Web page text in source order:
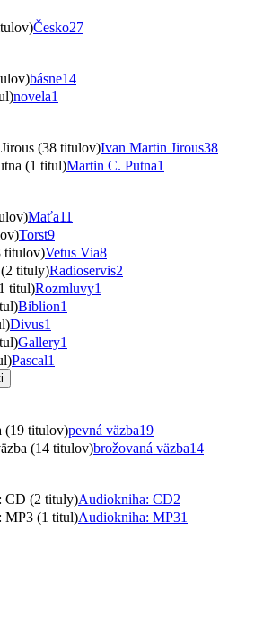
Česko27
básne14
novela1
(38 titulov)Ivan Martin Jirous38
(1 titul)Martin C. Putna1
Maťa11
Torst9
titulov)Vetus Via8
tituly)Radioservis2
titul)Rozmluvy1
Biblion1
Divus1
Gallery1
Pascal1
(19 titulov)pevná väzba19
(14 titulov)brožovaná väzba14
CD (2 tituly)Audiokniha: CD2
MP3 (1 titul)Audiokniha: MP31